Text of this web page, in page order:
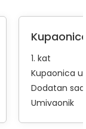
1. kat
Kupaonica u
Dodatan
Umivaonik